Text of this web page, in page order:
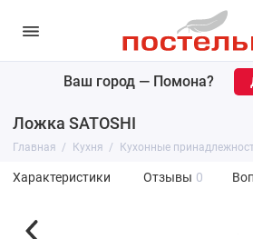
Ваш город — Помона?
Ложка SATOSHI
Главная Кухня Кухонные
Характеристики Отзывы 0